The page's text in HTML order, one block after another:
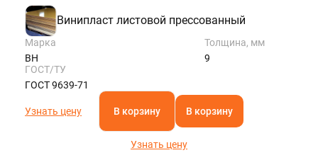
Винипласт листовой прессованный
Марка
ВН
Толщина, мм
9
ГОСТ/ТУ
ГОСТ 9639-71
Узнать цену В корзину В корзину
Узнать цену